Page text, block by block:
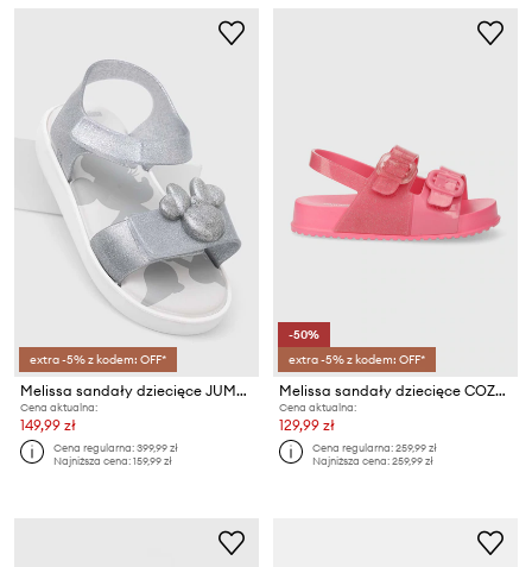
extra -5% z kodem: OFF*
Melissa sandały dziecięce JUMP DISNEY 100 BB
Cena aktualna:
149,99 zł
Cena regularna:399,99 zł
Najniższa cena:159,99 zł
-50%
extra -5% z kodem: OFF*
Melissa sandały dziecięce COZY SANDAL BB
Cena aktualna:
129,99 zł
Cena regularna:259,99 zł
Najniższa cena:259,99 zł